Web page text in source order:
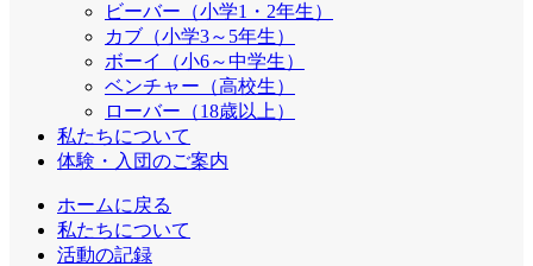
ビーバー（小学1・2年生）
カブ（小学3～5年生）
ボーイ（小6～中学生）
ベンチャー（高校生）
ローバー（18歳以上）
私たちについて
体験・入団のご案内
ホームに戻る
私たちについて
活動の記録